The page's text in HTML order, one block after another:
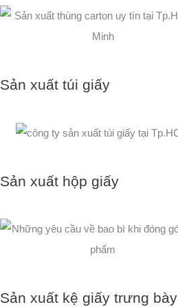
Sản xuất túi giấy
Sản xuất hộp giấy
Sản xuất kệ giấy trưng bày